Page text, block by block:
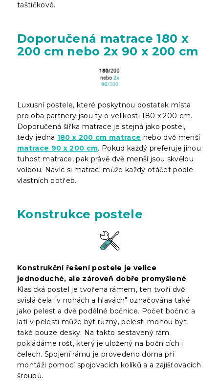
taštičkové.
Doporučená matrace 180 x
200 cm nebo 2x 90 x 200 cm
Luxusní postele, které poskytnou dostatek místa
pro oba partnery jsou ty o velikosti 180 x 200 cm.
Doporučená šířka matrace je stejná jako postel,
tedy jedna 180 x 200 cm matrace nebo dvě menší
matrace 90 x 200 cm. Pokud každý preferuje jinou
tuhost matrace, pak právě dvě menší jsou skvělou
volbou. Navíc si matraci může každý otáčet podle
vlastních potřeb.
Konstrukce postele
Konstrukční řešení postele je velice
jednoduché, ale zároveň dobře promyšlené.
Klasická postel je tvořena rámem, ten tvoří dvě
svislá čela "v nohách a hlavách" označována také
jako pelest a dvě podélné bočnice. Počet bočnic a
latí v pelesti může být různý, pelesti mohou být
také pouze desky. Na takto sestavený rám
pokládáme rošt, který je uložený na bočnicích i
čelech. Spojení rámu je provedeno doma při
montáži pomocí spojovacích kolíků a a zajišťovacích
šroubů.